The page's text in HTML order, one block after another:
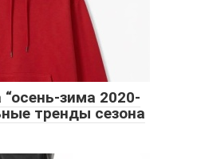
зима 2020-
тренды сезона